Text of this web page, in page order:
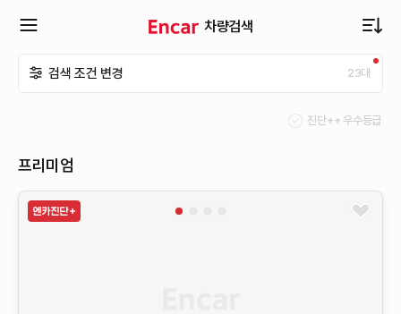
차량검색
뉴
검색 조건 변경 23대
진단++ 우수등급
프리미엄